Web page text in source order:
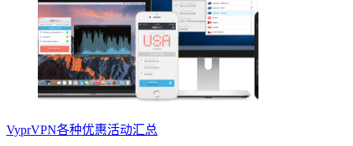
VyprVPN各种优惠活动汇总